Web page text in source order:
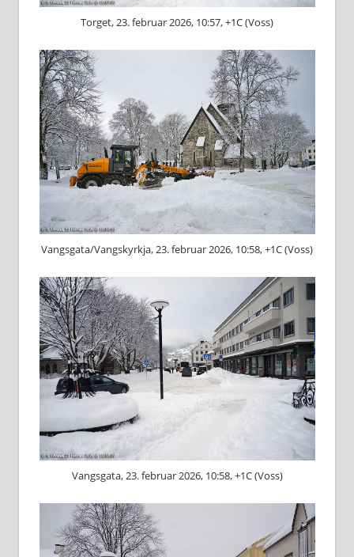
Torget, 23. februar 2026, 10:57, +1C (Voss)
Vangsgata/Vangskyrkja, 23. februar 2026, 10:58, +1C (Voss)
Vangsgata, 23. februar 2026, 10:58, +1C (Voss)